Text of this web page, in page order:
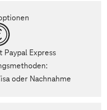
Express
oder Nachnahme